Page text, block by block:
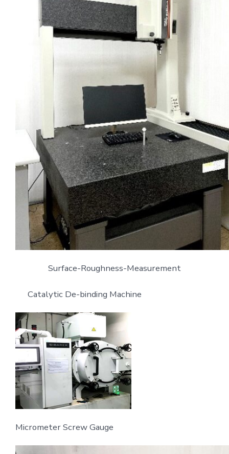
Surface-Roughness-Measurement
Catalytic De-binding Machine
Micrometer Screw Gauge